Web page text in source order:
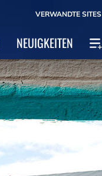
VERWANDTE SITES
NEUIGKEITEN